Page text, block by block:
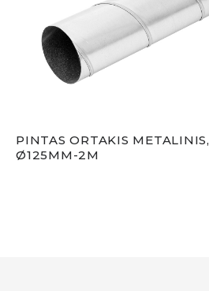
PINTAS ORTAKIS METALINIS,
Ø125MM-2M